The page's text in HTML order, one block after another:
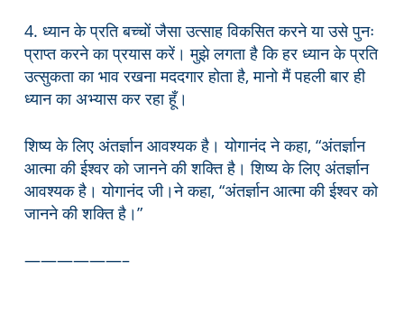
4. ध्यान के प्रति बच्चों जैसा उत्साह विकसित करने या उसे पुनः
प्राप्त करने का प्रयास करें। मुझे लगता है कि हर ध्यान के प्रति
उत्सुकता का भाव रखना मददगार होता है, मानो मैं पहली बार ही
ध्यान का अभ्यास कर रहा हूँ।
शिष्य के लिए अंतर्ज्ञान आवश्यक है। योगानंद ने कहा, “अंतर्ज्ञान
आत्मा की ईश्वर को जानने की शक्ति है। शिष्य के लिए अंतर्ज्ञान
आवश्यक है। योगानंद जी।ने कहा, “अंतर्ज्ञान आत्मा की ईश्वर को
जानने की शक्ति है।”
——————–